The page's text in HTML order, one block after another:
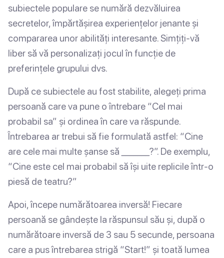
subiectele populare se numără dezvăluirea
secretelor, împărtășirea experiențelor jenante și
compararea unor abilități interesante. Simțiți-vă
liber să vă personalizați jocul în funcție de
preferințele grupului dvs.
După ce subiectele au fost stabilite, alegeți prima
persoană care va pune o întrebare “Cel mai
probabil sa” și ordinea în care va răspunde.
Întrebarea ar trebui să fie formulată astfel: “Cine
are cele mai multe șanse să _______?”. De exemplu,
“Cine este cel mai probabil să își uite replicile într-o
piesă de teatru?”
Apoi, începe numărătoarea inversă! Fiecare
persoană se gândește la răspunsul său și, după o
numărătoare inversă de 3 sau 5 secunde, persoana
care a pus întrebarea strigă “Start!” și toată lumea